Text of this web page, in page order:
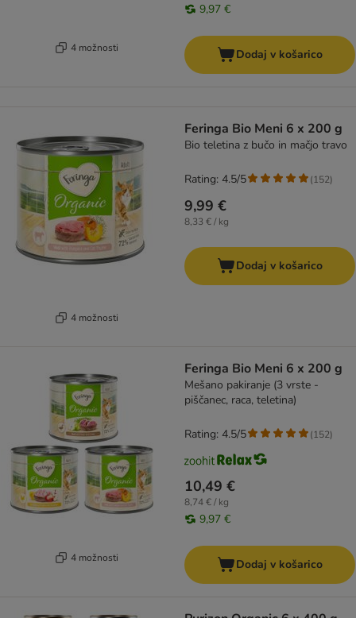
4 možnosti
9,97 €
Dodaj v košarico
4 možnosti
Feringa Bio Meni 6 x 200 g
Bio teletina z bučo in mačjo travo
9,99 €
8,33 € / kg
Rating: 4.5/5 (152)
Dodaj v košarico
4 možnosti
Feringa Bio Meni 6 x 200 g
Mešano pakiranje (3 vrste -
piščanec, raca, teletina)
10,49 €
8,74 € / kg
9,97 €
Rating: 4.5/5 (152)
Dodaj v košarico